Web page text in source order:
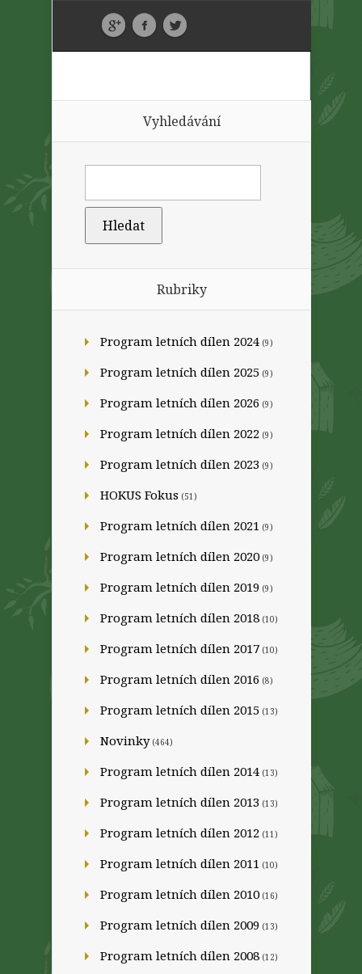
Vyhledávání
Rubriky
Program letních dílen 2024 (9)
Program letních dílen 2025 (9)
Program letních dílen 2026 (9)
Program letních dílen 2022 (9)
Program letních dílen 2023 (9)
HOKUS Fokus (51)
Program letních dílen 2021 (9)
Program letních dílen 2020 (9)
Program letních dílen 2019 (9)
Program letních dílen 2018 (10)
Program letních dílen 2017 (10)
Program letních dílen 2016 (8)
Program letních dílen 2015 (13)
Novinky(464)
Program letních dílen 2014 (13)
Program letních dílen 2013 (13)
Program letních dílen 2012 (11)
Program letních dílen 2011 (10)
Program letních dílen 2010 (16)
Program letních dílen 2009 (13)
Program letních dílen 2008 (12)